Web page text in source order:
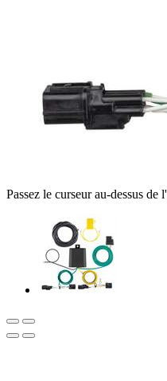
Passez le curseur au-dessus de